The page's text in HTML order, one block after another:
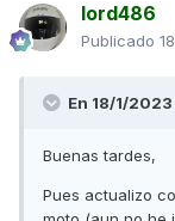
lord486
Publicado
En 18/1/
Buenas tardes,
Pues actualizo